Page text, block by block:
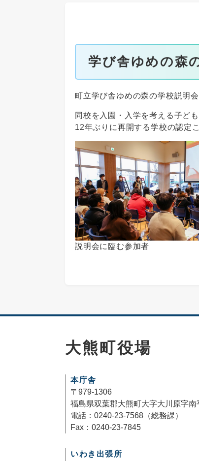
学び舎ゆめの森
町立学び舎ゆめの森の学校説明
同校を入園・入学を考える子ど
12年ぶりに再開する学校の認定
説明会に臨む参加者
大熊町役場
本庁舎
〒979-1306
福島県双葉郡大熊町大字大川原字南
電話：0240-23-7568（総務課）
Fax：0240-23-7845
いわき出張所